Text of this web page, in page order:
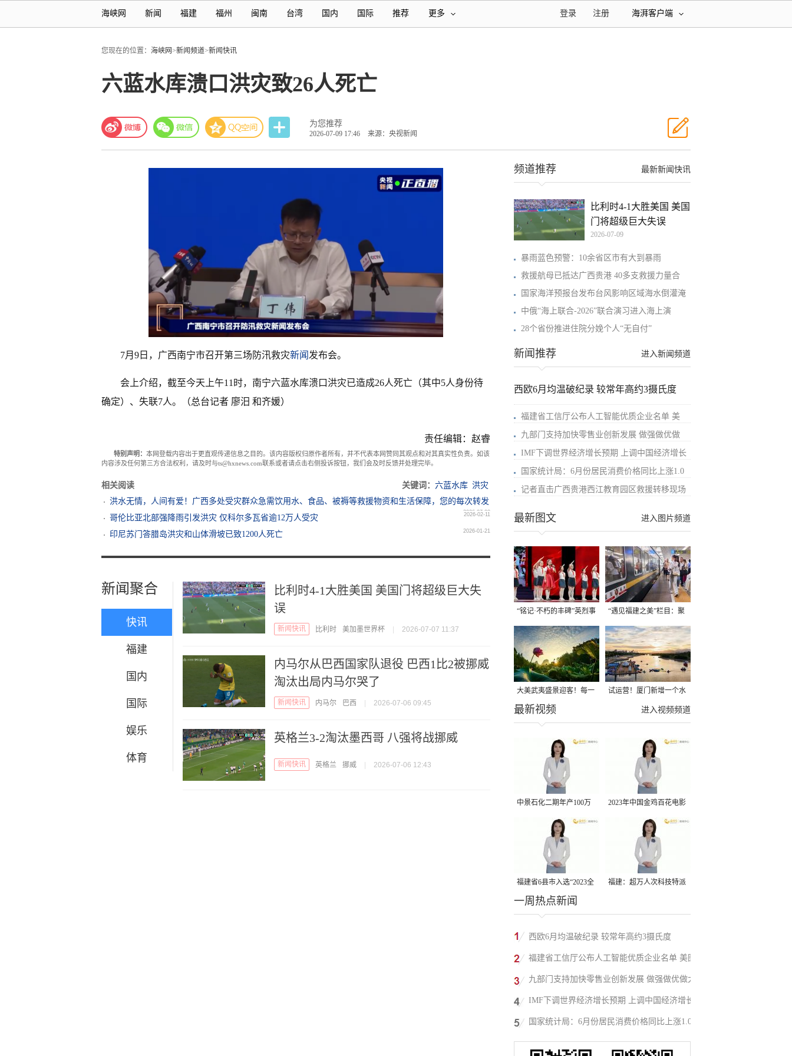
海峡网 新闻 福建 福州 闽南 台湾 国内 国际 推荐 更多 海湃客户端
注册
登录
您现在的位置： 海峡网>新闻频道>新闻快讯
六蓝水库溃口洪灾致26人死亡
为您推荐
2026-07-09 17:46 来源：央视新闻
7月9日，广西南宁市召开第三场防汛救灾新闻 发布会。
会上介绍，截至今天上午11时，南宁六蓝水库溃口洪灾已造成26人死亡（其中5人身份待
确定）、失联7人。（总台记者 廖汨 和齐媛）
责任编辑：赵睿
特别声明： 本网登载内容出于更直观传递信息之目的。该内容版权归原作者所有，并不代表本网赞同其观点和对其真实性负责。如该
内容涉及任何第三方合法权利，请及时与ts@hxnews.com联系或者请点击右侧投诉按钮，我们会及时反馈并处理完毕。
相关阅读 关键词： 六蓝水库 洪灾
洪水无情，人间有爱！广西多处受灾群众急需饮用水、食品、被褥等救援物资和生活保障，您的每次转发
和捐助，都在为他们撑起重建家园的希望
2026-07-08
哥伦比亚北部强降雨引发洪灾 仅科尔多瓦省逾12万人受灾 2026-02-11
印尼苏门答腊岛洪灾和山体滑坡已致1200人死亡 2026-01-21
新闻聚合
快讯
福建
国内
国际
娱乐
体育
比利时4-1大胜美国 美国门将超级巨大失
误
新闻快讯 比利时 美加墨世界杯 | 2026-07-07 11:37
内马尔从巴西国家队退役 巴西1比2被挪威
淘汰出局内马尔哭了
新闻快讯 内马尔 巴西 | 2026-07-06 09:45
英格兰3-2淘汰墨西哥 八强将战挪威
新闻快讯 英格兰 挪威 | 2026-07-06 12:43
最新新闻快讯
频道推荐
比利时4-1大胜美国 美国
门将超级巨大失误
2026-07-09
暴雨蓝色预警：10余省区市有大到暴雨
救援航母已抵达广西贵港 40多支救援力量合
国家海洋预报台发布台风影响区域海水倒灌淹
中俄“海上联合-2026”联合演习进入海上演
28个省份推进住院分娩个人“无自付”
进入新闻频道
新闻推荐
西欧6月均温破纪录 较常年高约3摄氏度
福建省工信厅公布人工智能优质企业名单 美
九部门支持加快零售业创新发展 做强做优做
IMF下调世界经济增长预期 上调中国经济增长
国家统计局：6月份居民消费价格同比上涨1.0
记者直击广西贵港西江教育园区救援转移现场
进入图片频道
最新图文
“铭记·不朽的丰碑”英烈事
迹宣讲在长汀举行
“遇见福建之美”栏目：聚
焦福建一周大事记
大美武夷盛景迎客！每一
种打开方式都值得你亲身
试运营！厦门新增一个水
上运动综合体！进入视频频道
最新视频
中景石化二期年产100万
吨丙烷脱氢项目建成中交
2023年中国金鸡百花电影
节有福电影巡展31日启动
福建省6县市入选“2023全
国县域发展潜力百强县”
福建：超万人次科技特派
一周热点新闻
西欧6月均温破纪录 较常年高约3摄氏度
福建省工信厅公布人工智能优质企业名单 美图
公司入选
九部门支持加快零售业创新发展 做强做优做大
IMF下调世界经济增长预期 上调中国经济增长
预期
国家统计局：6月份居民消费价格同比上涨1.0%